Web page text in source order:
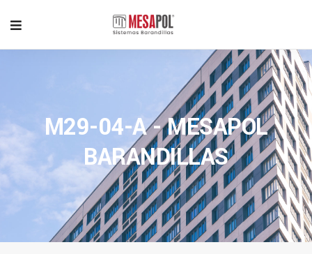
M29-04-A - MESAPOL
BARANDILLAS